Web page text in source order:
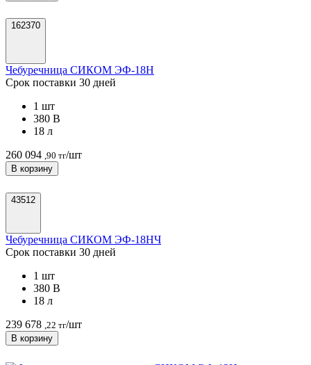
162370
Чебуречница СИКОМ ЭФ-18H
Срок поставки 30 дней
1 шт
380 В
18 л
260 094 ,90 тг/шт
В корзину
43512
Чебуречница СИКОМ ЭФ-18HЧ
Срок поставки 30 дней
1 шт
380 В
18 л
239 678 ,22 тг/шт
В корзину